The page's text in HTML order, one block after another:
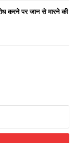
करने पर जान से मारने की